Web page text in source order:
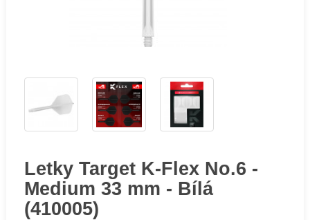
Letky Target K-Flex No.6 -
Medium 33 mm - Bílá
(410005)